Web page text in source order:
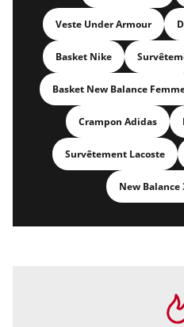
Veste Under Armour
Basket Nike
Basket New Balance
Crampon Adidas
Survêtement Lacoste
New Balance